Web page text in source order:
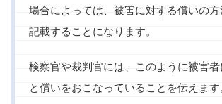
場合によっては、被害に対する償いの
記載することになります。
検察官や裁判官には、このように被害
と償いをおこなっていることを伝えます